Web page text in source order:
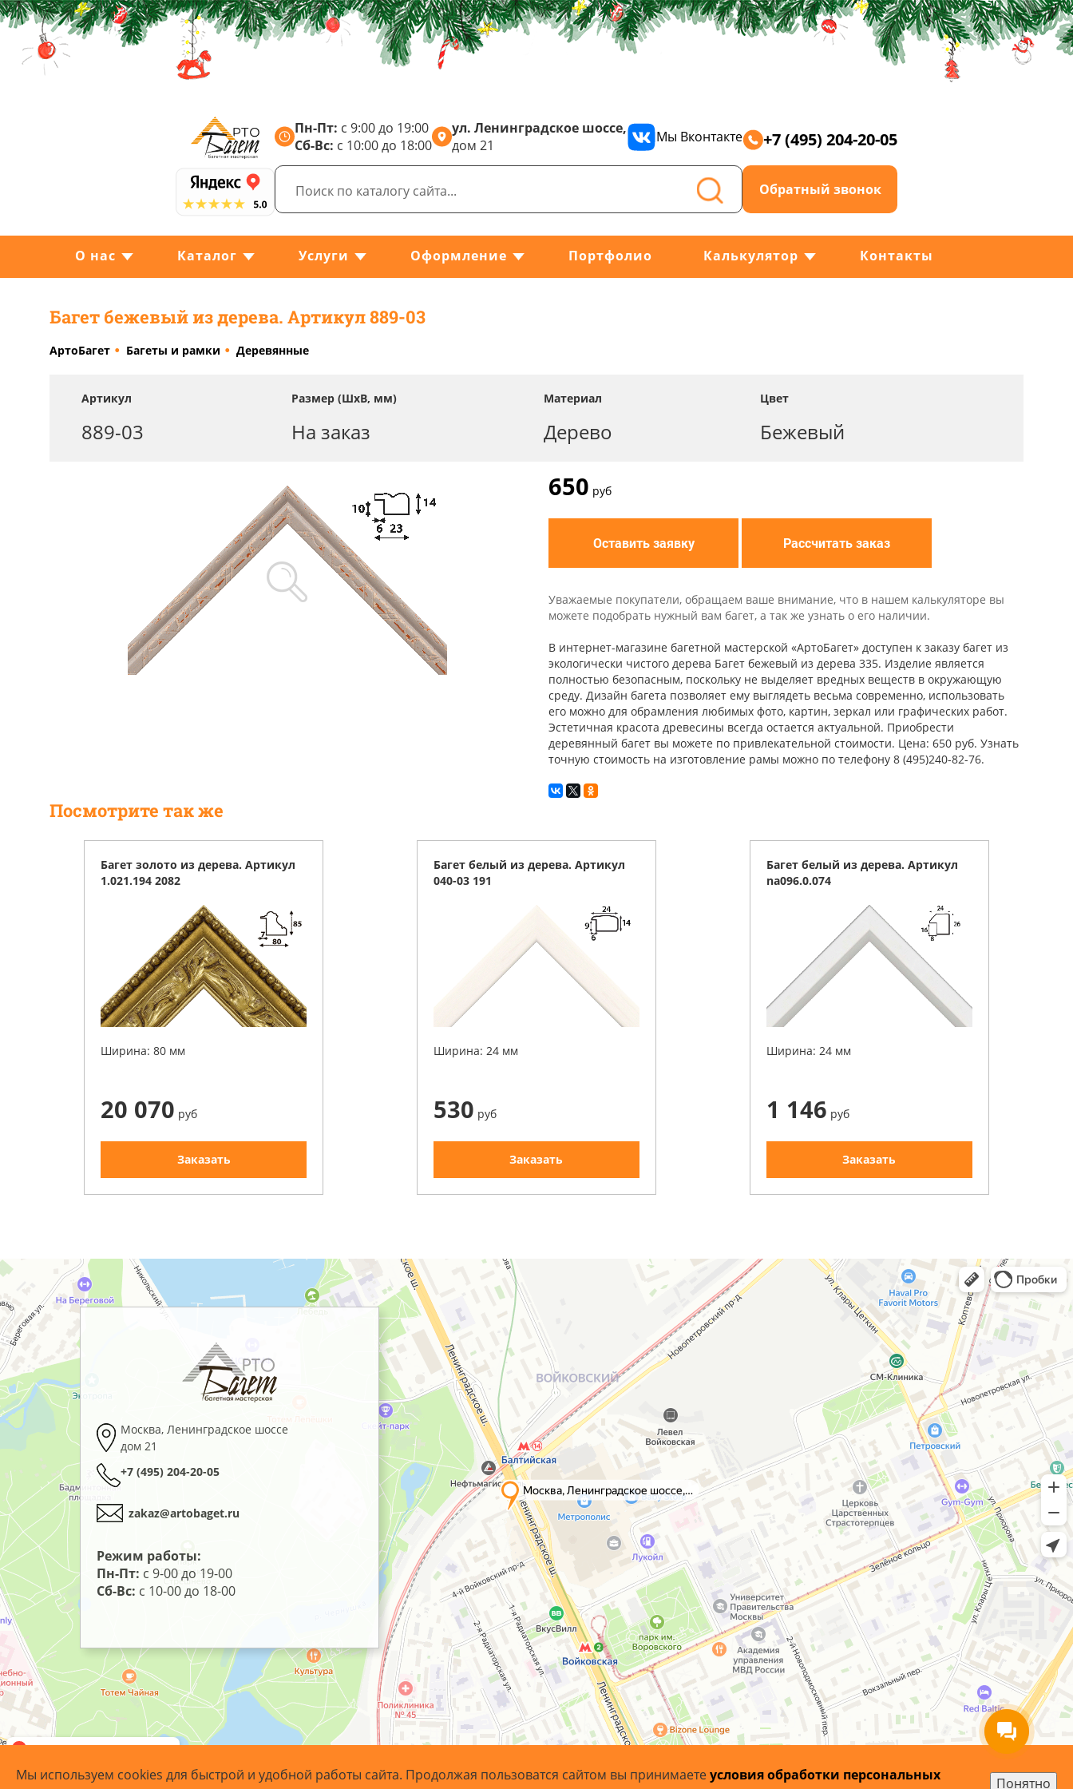
Пн-Пт: с 9:00 до 19:00
Сб-Вс: с 10:00 до 18:00
ул. Ленинградское шоссе,
дом 21
Мы Вконтакте +7 (495) 204-20-05
Обратный звонок
О нас Каталог Услуги Оформление Портфолио Калькулятор Контакты
Багет бежевый из дерева. Артикул 889-03
АртоБагет Багеты и рамки Деревянные
Артикул
889-03
Размер (ШхВ, мм)
На заказ
Материал
Дерево
Цвет
Бежевый
650 руб
Оставить заявку Рассчитать заказ
Уважаемые покупатели, обращаем ваше внимание, что в нашем калькуляторе вы
можете подобрать нужный вам багет, а так же узнать о его наличии.
В интернет-магазине багетной мастерской «АртоБагет» доступен к заказу багет из
экологически чистого дерева Багет бежевый из дерева 335. Изделие является
полностью безопасным, поскольку не выделяет вредных веществ в окружающую
среду. Дизайн багета позволяет ему выглядеть весьма современно, использовать
его можно для обрамления любимых фото, картин, зеркал или графических работ.
Эстетичная красота древесины всегда остается актуальной. Приобрести
деревянный багет вы можете по привлекательной стоимости. Цена: 650 руб. Узнать
точную стоимость на изготовление рамы можно по телефону 8 (495)240-82-76.
Посмотрите так же
Багет золото из дерева. Артикул
1.021.194 2082
Ширина: 80 мм
20 070 руб
Заказать
Багет белый из дерева. Артикул
040-03 191
Ширина: 24 мм
530 руб
Заказать
Багет белый из дерева. Артикул
na096.0.074
Ширина: 24 мм
1 146 руб
Заказать
Москва, Ленинградское шоссе
дом 21
+7 (495) 204-20-05
zakaz@artobaget.ru
Режим работы:
Пн-Пт: с 9-00 до 19-00
Сб-Вс: с 10-00 до 18-00
Мы используем cookies для быстрой и удобной работы сайта. Продолжая пользоватся сайтом вы принимаетеусловия обработки персональных
Понятно